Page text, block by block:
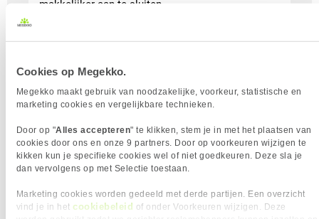
Cookies op Megekko.
Megekko maakt gebruik van noodzakelijke, voorkeur, statistische en
marketing cookies en vergelijkbare technieken.
Door op "Alles accepteren" te klikken, stem je in met het plaatsen van
cookies door ons en onze 9 partners. Door op voorkeuren wijzigen te
kikken kun je specifieke cookies wel of niet goedkeuren. Deze sla je
dan vervolgens op met Selectie toestaan.
Marketing cookies worden gedeeld met derde partijen. Een overzicht
vind je in het cookiebeleid of onder Voorkeuren wijzigen. Deze
makkelijker aan te sluiten.
AI-Ready Laptops en meer
Een CoPilot+ PC is een nieuwe Windows-laptop